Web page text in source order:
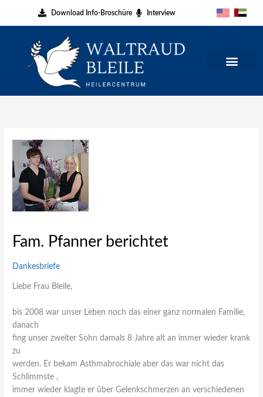
Download Info-Broschüre Interview
Fam. Pfanner berichtet
Dankesbriefe
Liebe Frau Bleile,
bis 2008 war unser Leben noch das einer ganz normalen Familie,
danach
fing unser zweiter Sohn damals 8 Jahre alt an immer wieder krank
zu
werden. Er bekam Asthmabrochiale aber das war nicht das
Schlimmste ,
immer wieder klagte er über Gelenkschmerzen an verschiedenen